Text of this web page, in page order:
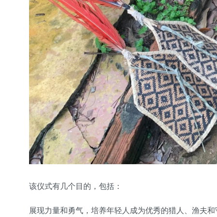
该仪式有几个目的，包括：
展现力量和勇气，培养年轻人成为优秀的猎人、渔夫